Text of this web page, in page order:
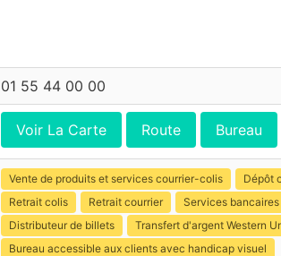
01 55 44 00 00
Voir La Carte Route Bureau
Vente de produits et services courrier-colis
Dépôt
Retrait colis
Retrait courrier
Services bancaires
Distributeur de billets
Transfert d'argent Western
Bureau accessible aux clients avec handicap visuel